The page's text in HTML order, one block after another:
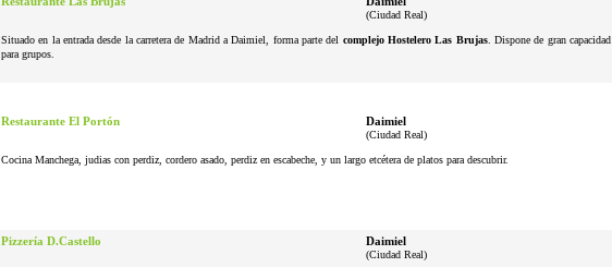
(Ciudad Real)
Situado en la entrada desde la carretera de Madrid a Daimiel, forma parte del complejo Hostelero Las Brujas. Dispone de gran capacidad
para grupos.
Restaurante El Portón Daimiel
(Ciudad Real)
Cocina Manchega, judias con perdiz, cordero asado, perdiz en escabeche, y un largo etcétera de platos para descubrir.
Pizzería D.Castello Daimiel
(Ciudad Real)